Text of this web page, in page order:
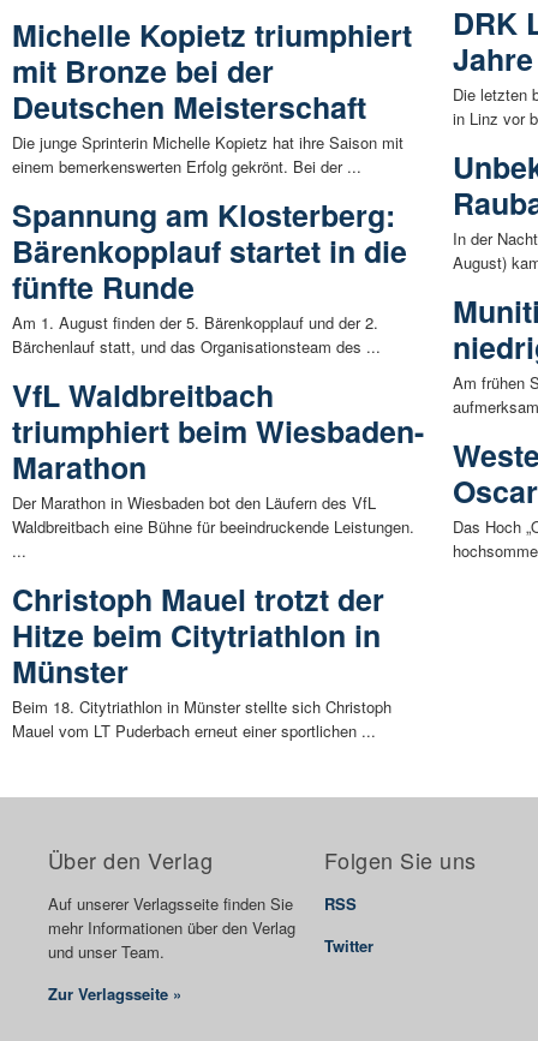
Michelle Kopietz triumphiert
mit Bronze bei der
Deutschen Meisterschaft
Die junge Sprinterin Michelle Kopietz hat ihre Saison mit
einem bemerkenswerten Erfolg gekrönt. Bei der ...
Spannung am Klosterberg:
Bärenkopplauf startet in die
fünfte Runde
Am 1. August finden der 5. Bärenkopplauf und der 2.
Bärchenlauf statt, und das Organisationsteam des ...
VfL Waldbreitbach
triumphiert beim Wiesbaden-
Marathon
Der Marathon in Wiesbaden bot den Läufern des VfL
Waldbreitbach eine Bühne für beeindruckende Leistungen.
...
Christoph Mauel trotzt der
Hitze beim Citytriathlon in
Münster
Beim 18. Citytriathlon in Münster stellte sich Christoph
Mauel vom LT Puderbach erneut einer sportlichen ...
DRK
Die letzten
in Linz vor
In der
August)
Am frühen
Das Hoch
Über den Verlag
Auf unserer Verlagsseite finden Sie
mehr Informationen über den Verlag
und unser Team.
Zur Verlagsseite »
Folgen Sie uns
RSS
Twitter